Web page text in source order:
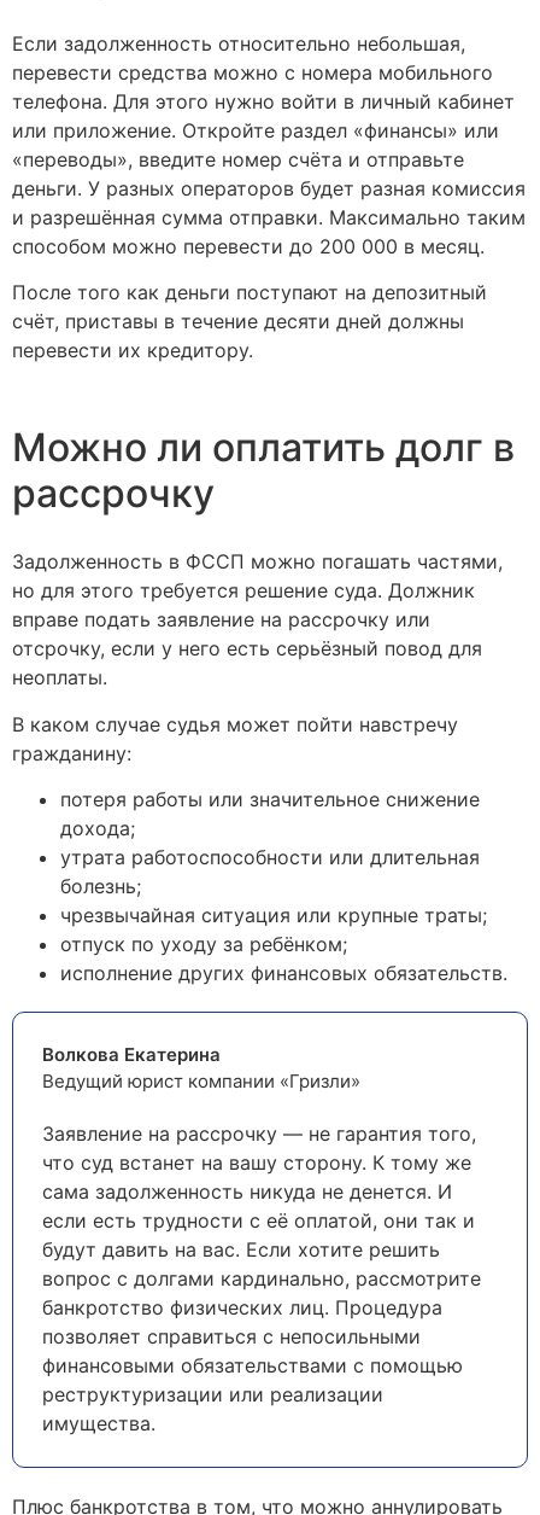
Если задолженность относительно небольшая,
перевести средства можно с номера мобильного
телефона. Для этого нужно войти в личный кабинет
или приложение. Откройте раздел «финансы» или
«переводы», введите номер счёта и отправьте
деньги. У разных операторов будет разная комиссия
и разрешённая сумма отправки. Максимально таким
способом можно перевести до 200 000 в месяц.
После того как деньги поступают на депозитный
счёт, приставы в течение десяти дней должны
перевести их кредитору.
Можно ли оплатить долг в
рассрочку
Задолженность в ФССП можно погашать частями,
но для этого требуется решение суда. Должник
вправе подать заявление на рассрочку или
отсрочку, если у него есть серьёзный повод для
неоплаты.
В каком случае судья может пойти навстречу
гражданину:
потеря работы или значительное снижение
дохода;
утрата работоспособности или длительная
болезнь;
чрезвычайная ситуация или крупные траты;
отпуск по уходу за ребёнком;
исполнение других финансовых обязательств.
Волкова Екатерина
Ведущий юрист компании «Гризли»
Заявление на рассрочку — не гарантия того,
что суд встанет на вашу сторону. К тому же
сама задолженность никуда не денется. И
если есть трудности с её оплатой, они так и
будут давить на вас. Если хотите решить
вопрос с долгами кардинально, рассмотрите
банкротство физических лиц. Процедура
позволяет справиться с непосильными
финансовыми обязательствами с помощью
реструктуризации или реализации
имущества.
Плюс банкротства в том, что можно аннулировать